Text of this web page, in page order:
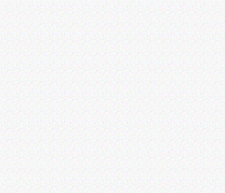
床设备，也可根据客户的要求制造非标机械设备，欢迎广大客户来电